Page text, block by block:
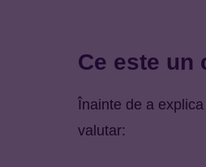
Ce este un
Înainte de a
valutar: